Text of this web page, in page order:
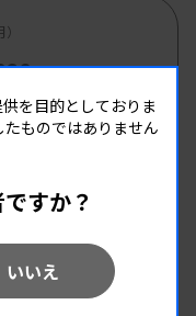
）
を目的としておりま
ものではありません
すか？
いいえ